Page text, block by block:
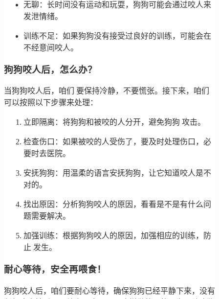
无聊：长时间没有运动和玩耍，狗狗可能会通过咬人来
发泄情绪。
训练不足：如果狗狗没有接受过良好的训练，可能会在
不经意间咬人。
狗狗咬人后，怎么办？
当狗狗咬人后，咱们 要保持冷静，不要慌张。接下来，咱们
可以按照以下步骤来处理：
立即隔离：将狗狗和被咬的人分开，避免狗狗 攻击。
检查伤口：如果被咬的人受伤了，要及时处理伤口，必
要时去医院。
安抚狗狗：用温柔的语言安抚狗狗，让它知道咬人是不
对的。
找出原因：分析狗狗咬人的原因，看看是不是有什么问
题需要解决。
加强训练：根据狗狗咬人的原因，加强相应的训练，防
止 发生。
耐心等待，安全再喂食！
狗狗咬人后，咱们要耐心等待，确保狗狗已经平静下来，没有